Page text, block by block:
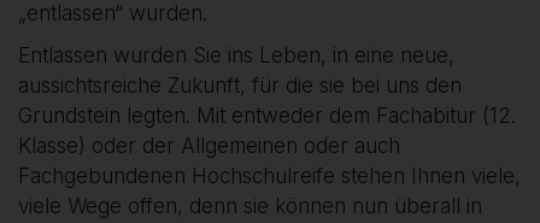
„entlassen“ wurden.
Entlassen wurden Sie ins Leben, in eine neue,
aussichtsreiche Zukunft, für die sie bei uns den
Grundstein legten. Mit entweder dem Fachabitur (12.
Klasse) oder der Allgemeinen oder auch
Fachgebundenen Hochschulreife stehen Ihnen viele,
viele Wege offen, denn sie können nun überall in